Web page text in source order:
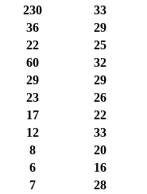
230
33
36
29
22
25
60
32
29
29
23
26
17
22
12
33
8
20
6
16
7
28